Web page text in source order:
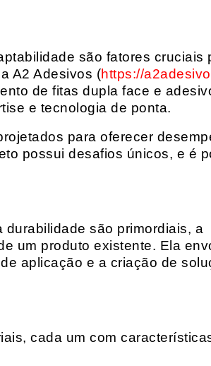
são fatores cruciais
A2 Adesivos (https://
de fitas dupla face e
e tecnologia de ponta.
para oferecer
possui desafios únicos, e é
são primordiais, a
um produto existente. Ela
aplicação e a criação de
cada um com